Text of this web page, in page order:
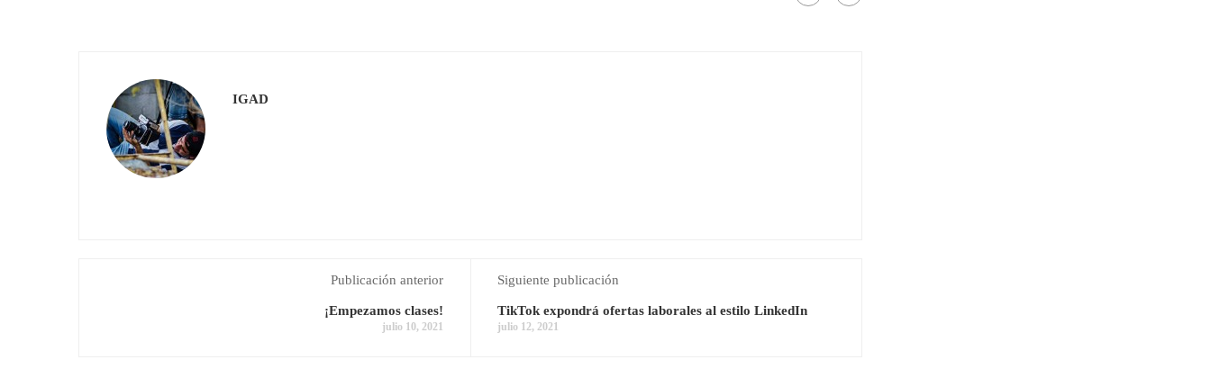
IGAD
Publicación anterior
¡Empezamos clases!
julio 10, 2021
Siguiente publicación
TikTok expondrá ofertas laborales al estilo LinkedIn
julio 12, 2021